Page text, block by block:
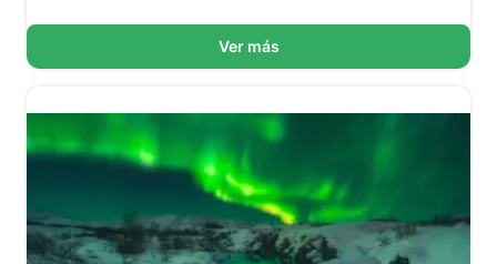
Ver más